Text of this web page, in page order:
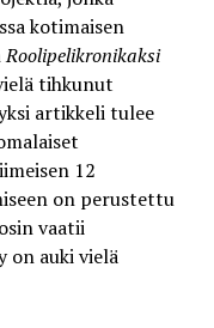
kotimaisen
Roolipelikronikaksi
tihkunut
artikkeli tulee
12
on perustettu
vaatii
on auki vielä